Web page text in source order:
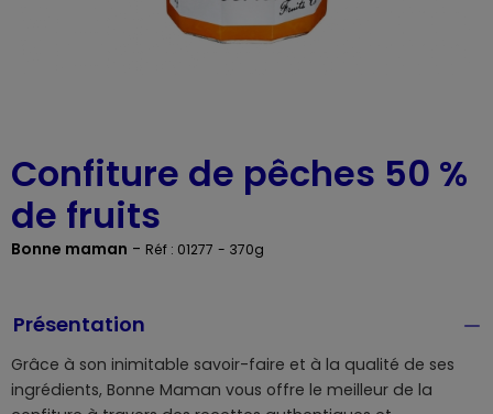
Confiture de pêches 50 %
de fruits
Bonne maman - Réf : 01277 - 370g
Présentation
Grâce à son inimitable savoir-faire et à la qualité de ses
ingrédients, Bonne Maman vous offre le meilleur de la